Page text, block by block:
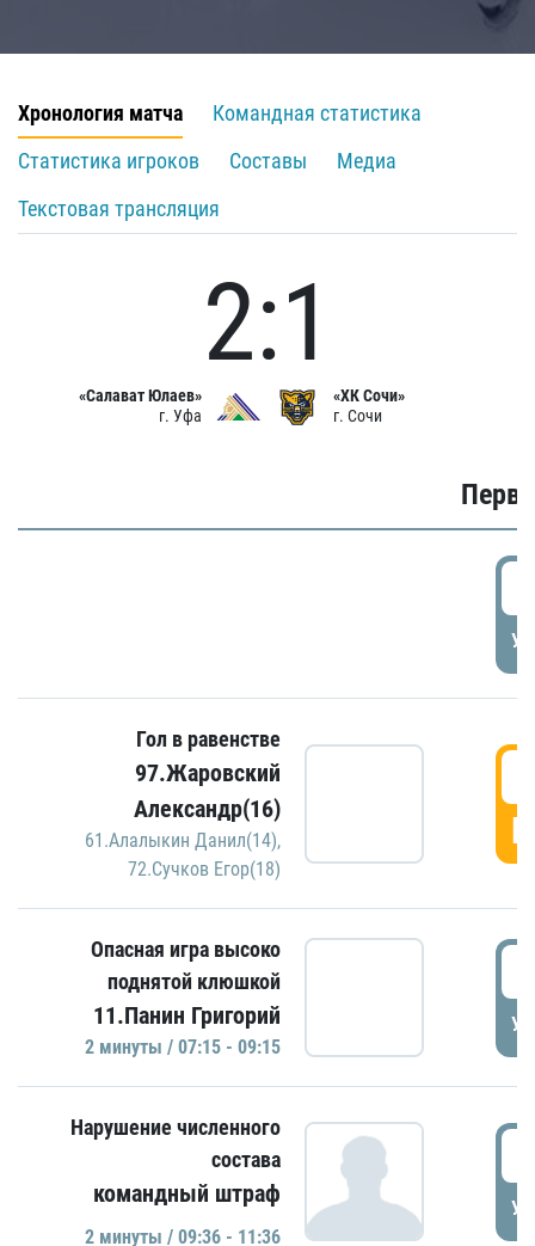
Хронология матча
Командная статистика
Статистика игроков
Составы
Медиа
Текстовая трансляция
«Салават Юлаев»
г. Уфа
2:1
«ХК Сочи»
г. Сочи
Гол в равенстве
97.Жаровский
Александр(16)
61.Алалыкин Данил(14),
72.Сучков Егор(18)
Опасная игра высоко
поднятой клюшкой
11.Панин Григорий
2 минуты / 07:15 - 09:15
Нарушение численного
состава
командный штраф
2 минуты / 09:36 - 11:36